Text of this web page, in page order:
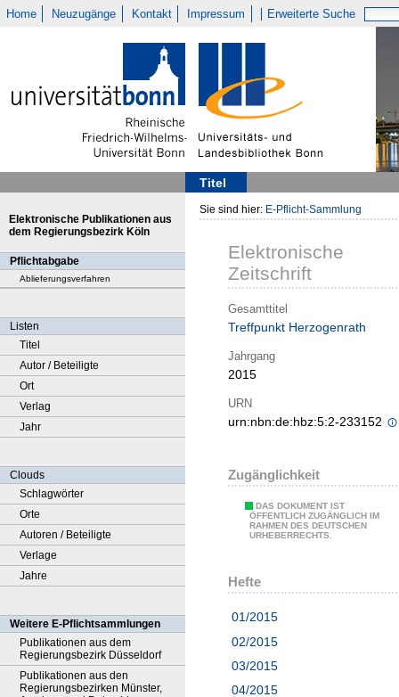
Home Neuzugänge Kontakt Impressum Erweiterte Suche
Titel
Elektronische Publikationen aus
dem Regierungsbezirk Köln
Pflichtabgabe
Ablieferungsverfahren
Listen
Titel
Autor / Beteiligte
Ort
Verlag
Jahr
Clouds
Schlagwörter
Orte
Autoren / Beteiligte
Verlage
Jahre
Weitere E-Pflichtsammlungen
Publikationen aus dem
Regierungsbezirk Düsseldorf
Publikationen aus den
Regierungsbezirken Münster,
Sie sind hier: E-Pflicht-Sammlung
Elektronische
Zeitschrift
Gesamttitel
Treffpunkt Herzogenrath
Jahrgang
2015
URN
urn:nbn:de:hbz:5:2-233152
Zugänglichkeit
DAS DOKUMENT IST
ÖFFENTLICH ZUGÄNGLICH IM
RAHMEN DES DEUTSCHEN
URHEBERRECHTS.
Hefte
01/2015
02/2015
03/2015
04/2015